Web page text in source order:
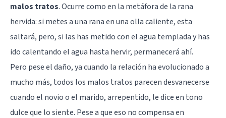
malos tratos. Ocurre como en la metáfora de la rana
hervida: si metes a una rana en una olla caliente, esta
saltará, pero, si las has metido con el agua templada y has
ido calentando el agua hasta hervir, permanecerá ahí.
Pero pese el daño, ya cuando la relación ha evolucionado a
mucho más, todos los malos tratos parecen desvanecerse
cuando el novio o el marido, arrepentido, le dice en tono
dulce que lo siente. Pese a que eso no compensa en